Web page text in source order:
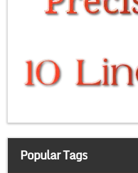
Popular Tags